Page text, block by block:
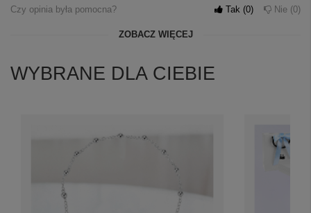
Czy opinia była pomocna?
Tak 0 Nie 0
ZOBACZ WIĘCEJ
WYBRANE DLA CIEBIE